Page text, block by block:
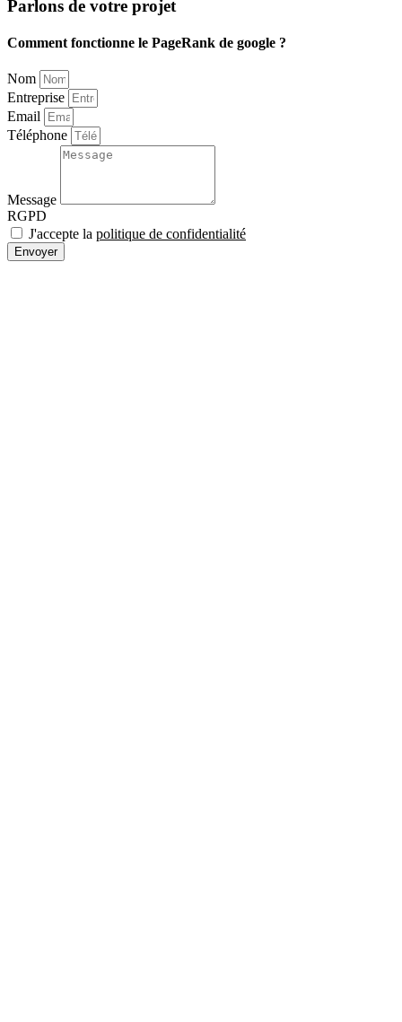
Parlons de votre projet
Comment fonctionne le PageRank de google ?
Nom
Entreprise
Email
Téléphone
Message
RGPD
J'accepte la politique de confidentialité
Envoyer